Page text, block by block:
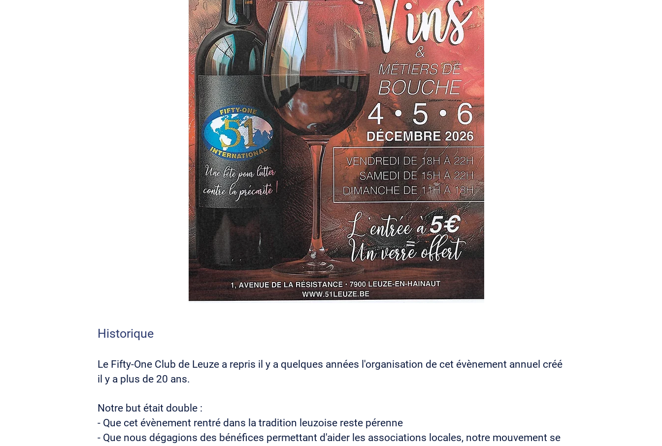
Historique
Le Fifty-One Club de Leuze a repris il y a quelques années l'organisation de cet évènement annuel créé
il y a plus de 20 ans.
Notre but était double :
- Que cet évènement rentré dans la tradition leuzoise reste pérenne
- Que nous dégagions des bénéfices permettant d'aider les associations locales, notre mouvement se